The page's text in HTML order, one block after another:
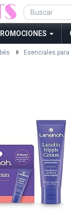
Esenciales para